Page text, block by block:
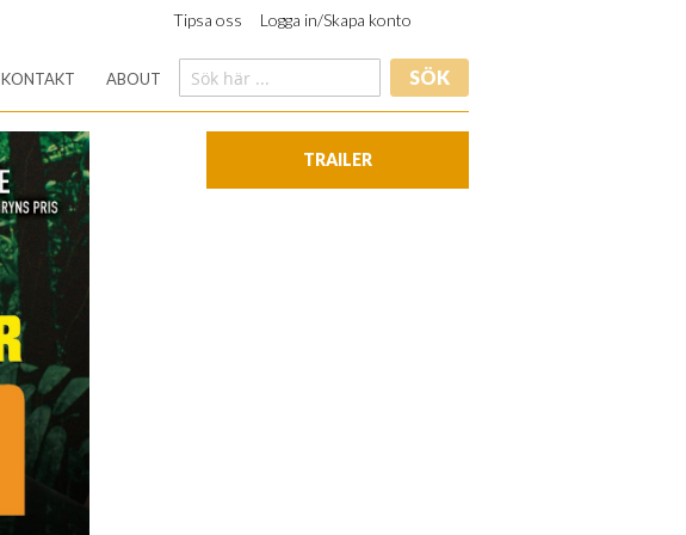
Tipsa oss Logga in/Skapa konto
KONTAKT ABOUT SÖK
TRAILER